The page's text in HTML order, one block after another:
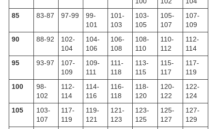
85
83-87 97-99
99-
101
101-
103
103-
105
105-
107
107-
109
90
88-92
102-
104
104-
106
106-
108
108-
110
110-
112
112-
114
95
93-97
107-
109
109-
111
111-
118
113-
115
115-
117
117-
119
100
98-
102
112-
114
114-
116
116-
118
118-
120
120-
122
122-
124
105
103-
107
117-
119
119-
121
121-
123
123-
125
125-
127
127-
129